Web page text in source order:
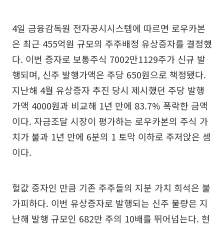
4일 금융감독원 전자공시시스템에 따르면 로우카본
은 최근 455억원 규모의 주주배정 유상증자를 결정했
다. 이번 증자로 보통주식 7002만1129주가 신규 발
행되며, 신주 발행가액은 주당 650원으로 책정됐다.
지난해 4월 유상증자 추진 당시 제시했던 주당 발행
가액 4000원과 비교해 1년 만에 83.7% 폭락한 금액
이다. 자금조달 시장이 평가하는 로우카본의 주식 가
치가 불과 1년 만에 6분의 1 토막 이하로 주저앉은 셈
이다.
헐값 증자인 만큼 기존 주주들의 지분 가치 희석은 불
가피하다. 이번 유상증자로 발행되는 신주 물량은 지
난해 발행 규모인 682만 주의 10배를 뛰어넘는다. 현